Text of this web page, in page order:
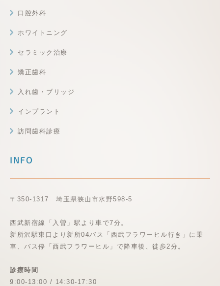
口腔外科
ホワイトニング
セラミック治療
矯正歯科
入れ歯・ブリッジ
インプラント
訪問歯科診療
INFO
〒350-1317 埼玉県狭山市水野598-5
西武新宿線「入曽」駅より車で7分。
新所沢駅東口より新所04バス「西武フラワーヒル行き」に乗
車、バス停「西武フラワーヒル」で降車後、徒歩2分。
診療時間
9:00-13:00 / 14:30-17:30